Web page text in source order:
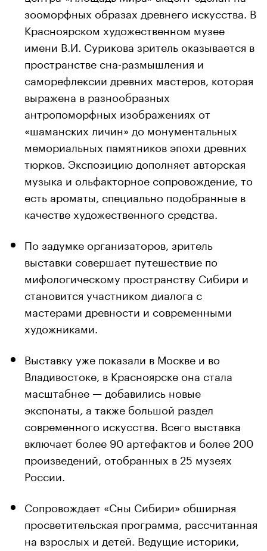
зооморфных образах древнего искусства. В
Красноярском художественном музее
имени В.И. Сурикова зритель оказывается в
пространстве сна-размышления и
саморефлексии древних мастеров, которая
выражена в разнообразных
антропоморфных изображениях от
«шаманских личин» до монументальных
мемориальных памятников эпохи древних
тюрков. Экспозицию дополняет авторская
музыка и ольфакторное сопровождение, то
есть ароматы, специально подобранные в
качестве художественного средства.
По задумке организаторов, зритель
выставки совершает путешествие по
мифологическому пространству Сибири и
становится участником диалога с
мастерами древности и современными
художниками.
Выставку уже показали в Москве и во
Владивостоке, в Красноярске она стала
масштабнее — добавились новые
экспонаты, а также большой раздел
современного искусства. Всего выставка
включает более 90 артефактов и более 200
произведений, отобранных в 25 музеях
России.
Сопровождает «Сны Сибири» обширная
просветительская программа, рассчитанная
на взрослых и детей. Ведущие историки,